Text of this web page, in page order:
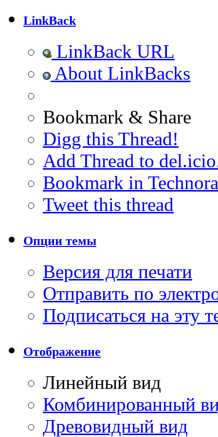
LinkBack
LinkBack URL
About LinkBacks
Bookmark & Share
Digg this Thread!
Add Thread to
Bookmark in
Tweet this thread
Опции темы
Версия для печати
Отправить по
Подписаться на эту
Отображение
Линейный вид
Комбинированный
Древовидный вид